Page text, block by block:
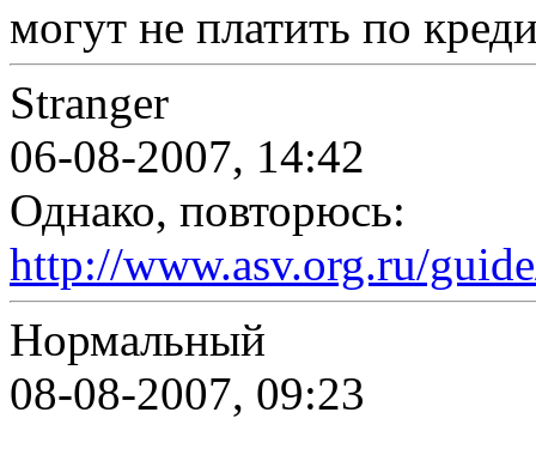
могут не платить по
Stranger
06-08-2007, 14:42
Однако, повторюсь:
http://www.asv.org.ru/
Нормальный
08-08-2007, 09:23